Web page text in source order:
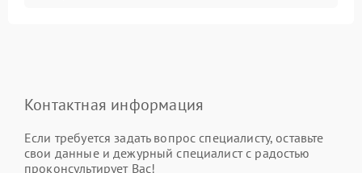
Контактная информация
Если требуется задать вопрос специалисту, оставьте
свои данные и дежурный специалист с радостью
проконсультирует Вас!